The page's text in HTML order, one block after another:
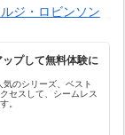
ルジ・ロビンソン
プして無料体験に
のシリーズ、ベスト
セスして、シームレス
。